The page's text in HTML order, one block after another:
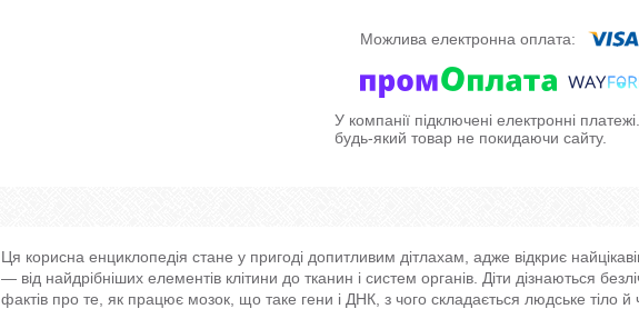
У компанії підключені електронні
будь-який товар не покидаючи сайту.
Ця корисна енциклопедія стане у пригоді допитливим дітлахам, адже відкриє
— від найдрібніших елементів клітини до тканин і систем органів. Діти дізнаються
фактів про те, як працює мозок, що таке гени і ДНК, з чого складається людське тіло й